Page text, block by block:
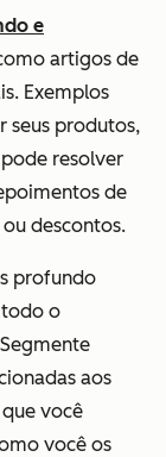
e
artigos de
Exemplos
seus produtos,
resolver
de
descontos.
profundo
o
aos
você
você os